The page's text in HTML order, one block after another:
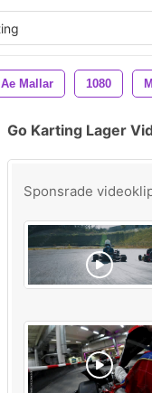
Ae Mallar 1080
Go Karting Lager
Sponsrade